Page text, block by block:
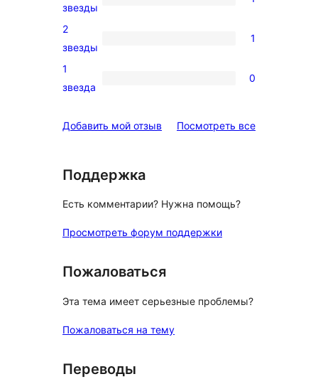
звездный
1
3-
звездный
звезды
1
2-
звездный
2
звезды
1
0
звездный
1
звезда
0
Добавить мой отзыв Посмотреть всеотзывы
Поддержка
Есть комментарии? Нужна помощь?
Просмотреть форум поддержки
Пожаловаться
Эта тема имеет серьезные проблемы?
Пожаловаться на тему
Переводы